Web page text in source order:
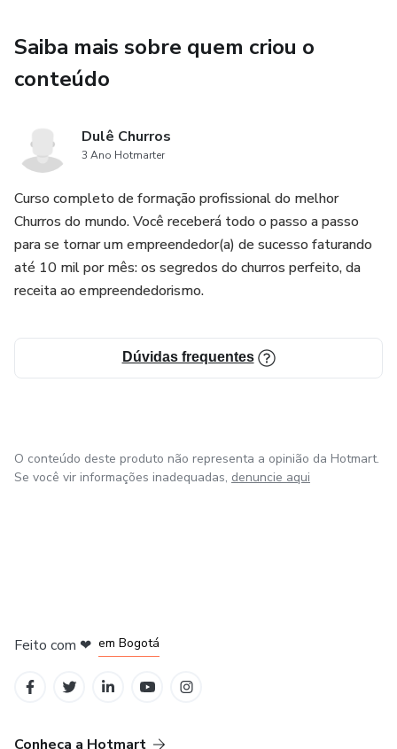
Saiba mais sobre quem criou o
conteúdo
Dulê Churros
3 Ano Hotmarter
Curso completo de formação profissional do melhor
Churros do mundo. Você receberá todo o passo a passo
para se tornar um empreendedor(a) de sucesso faturando
até 10 mil por mês: os segredos do churros perfeito, da
receita ao empreendedorismo.
Dúvidas frequentes
O conteúdo deste produto não representa a opinião da Hotmart.
Se você vir informações inadequadas, denuncie aqui
Feito com ❤ em Bogotá
Conheça a Hotmart